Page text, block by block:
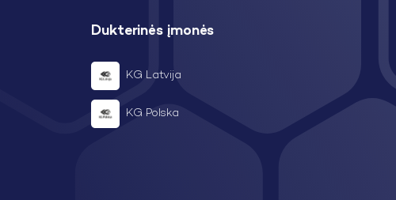
Dukterinės įmonės
KG Latvija
KG Polska